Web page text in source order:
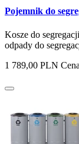
Pojemnik do
Kosze do
odpady do
1 789,00 PLN